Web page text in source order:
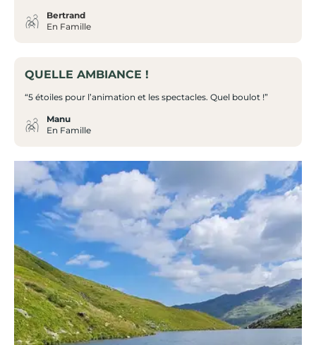
Bertrand
En Famille
QUELLE AMBIANCE !
“5 étoiles pour l’animation et les spectacles. Quel boulot !”
Manu
En Famille